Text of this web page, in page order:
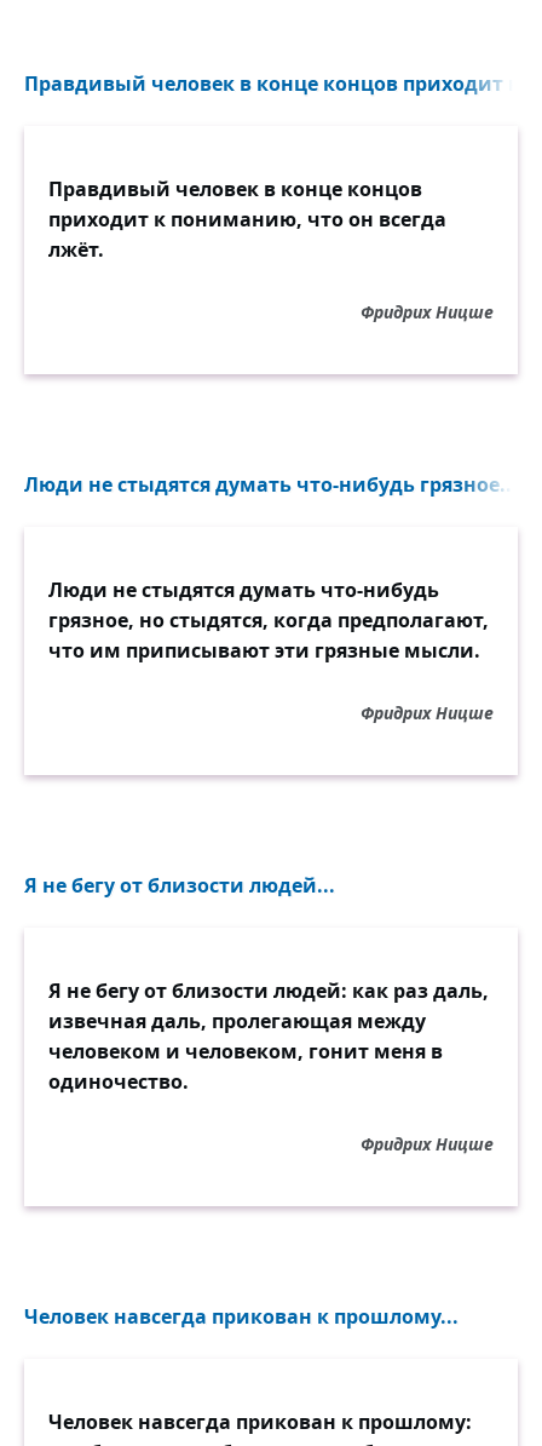
Правдивый человек в конце концов приходит к
Правдивый человек в конце концов
приходит к пониманию, что он всегда
лжёт.
Фридрих Ницше
Люди не стыдятся думать что-нибудь грязное...
Люди не стыдятся думать что-нибудь
грязное, но стыдятся, когда предполагают,
что им приписывают эти грязные мысли.
Фридрих Ницше
Я не бегу от близости людей...
Я не бегу от близости людей: как раз даль,
извечная даль, пролегающая между
человеком и человеком, гонит меня в
одиночество.
Фридрих Ницше
Человек навсегда прикован к прошлому...
Человек навсегда прикован к прошлому: